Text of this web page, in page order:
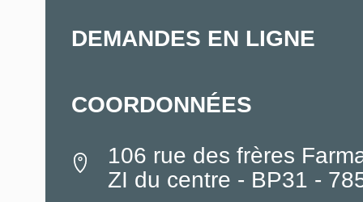
DEMANDES EN LIGNE
COORDONNÉES
106 rue des frères
ZI du centre - BP31 -